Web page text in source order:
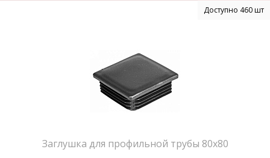
Доступно 460 шт
Заглушка для профильной трубы 80х80